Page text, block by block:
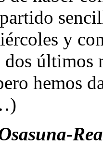
y
últimos
hemos